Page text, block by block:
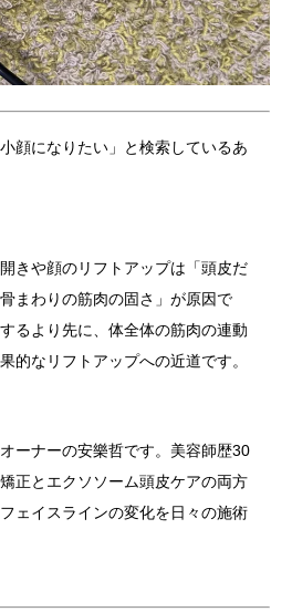
顔になりたい」と検索しているあ
きや顔のリフトアップは「頭皮だ
まわりの筋肉の固さ」が原因で
るより先に、体全体の筋肉の連動
的なリフトアップへの近道です。
ーナーの安樂哲です。美容師歴30
正とエクソソーム頭皮ケアの両方
ェイスラインの変化を日々の施術